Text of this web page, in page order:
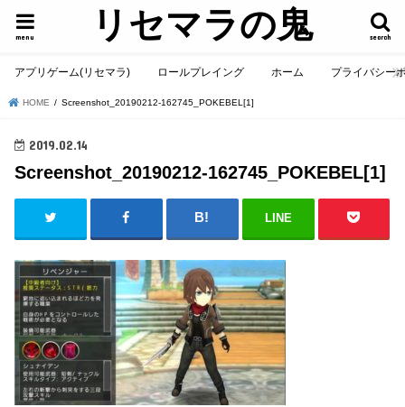
リセマラの鬼 search
menu
アプリゲーム(リセマラ) ロールプレイング ホーム プライバシー
HOME Screenshot_20190212-162745_POKEBEL[1]
2019.02.14
Screenshot_20190212-162745_POKEBEL[1]
LINE